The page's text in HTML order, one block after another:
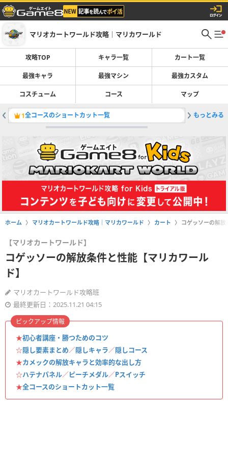
マリオカートワールド攻略｜マリカワールド
攻略TOP キャラ一覧 カート一覧
最強キャラ 最強マシン 最強カスタム
コスチューム コース マップ
1全コースのショートカット一覧 2スタッ
もっとみる
ホーム マリオカートワールド攻略｜マリカワールド カート コゲッソーの解
【マリオカートワールド】
コゲッソーの解放条件と性能【マリカワール
ド】
マリオカートワールド攻略班
最終更新日：2025.11.21 04:15
★初心者講座・勝つためのコツ
☆隠し要素まとめ／隠しキャラ／隠しコース
★カメックの解放キャラと効率的な出し方
☆ハテナパネル／ピーチメダル／Pスイッチ
★全コースのショートカット一覧
ピックアップ情報